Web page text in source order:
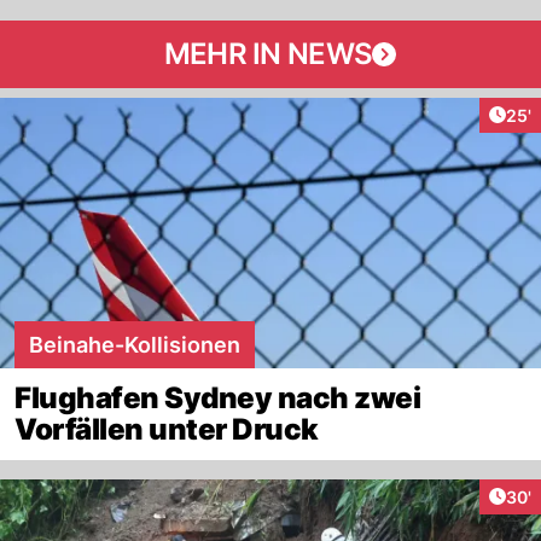
MEHR IN NEWS
25'
Beinahe-Kollisionen
Flughafen Sydney nach zwei
Vorfällen unter Druck
30'